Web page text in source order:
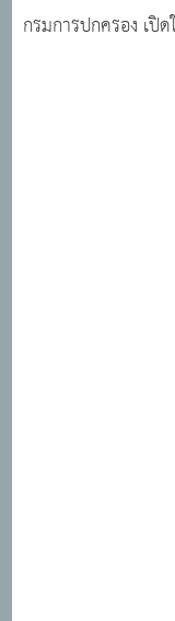
กรมการปกครอง เปิ